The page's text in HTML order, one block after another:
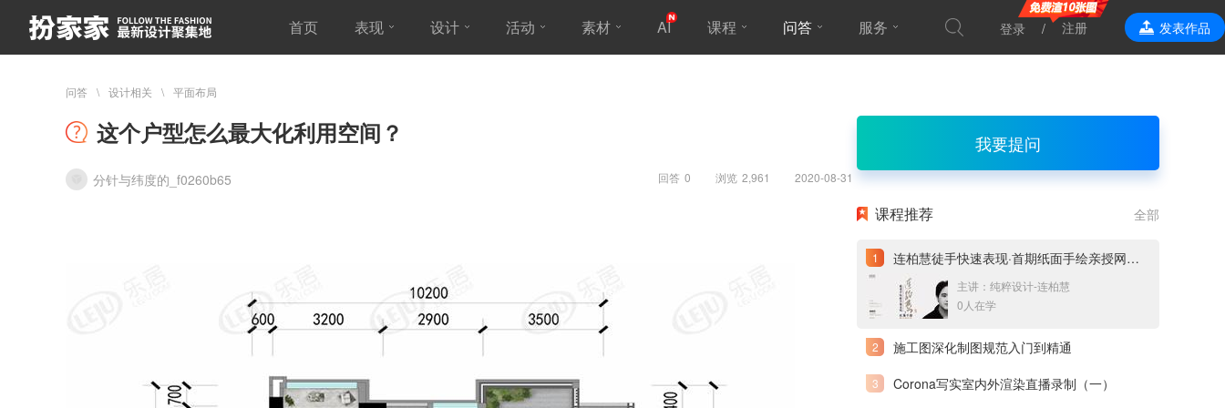
首页 表现 设计 活动 素材 AI 课程 问答 服务
效果表现
登录 注册 发表作品
问答 设计相关 平面布局
这个户型怎么最大化利用空间？
分针与纬度的_f0260b65 回答 0 浏览 2,961 2020-08-31
我要提问
全部
课程推荐
连柏慧徒手快速表现·首期纸面手绘亲授网络直播课
主讲：纯粹设计-连柏慧
0人在学
施工图深化制图规范入门到精通
Corona写实室内外渲染直播录制（一）